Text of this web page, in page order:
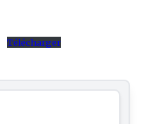
Télécharger